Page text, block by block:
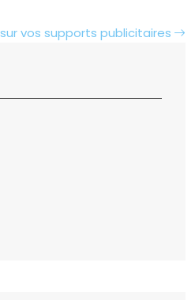
vos supports publicitaires